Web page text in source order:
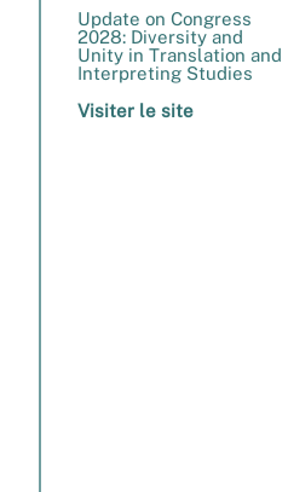
Update on Congress
2028: Diversity and
Unity in Translation and
Interpreting Studies
Visiter le site